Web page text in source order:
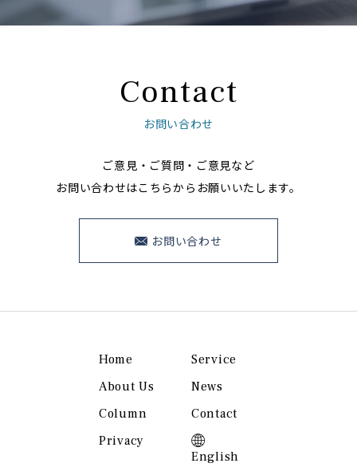
Contact
お問い合わせ
ご意見・ご質問・ご意見など
お問い合わせはこちらからお願いいたします。
お問い合わせ
Home
Service
About Us
News
Column
Contact
Privacy
English